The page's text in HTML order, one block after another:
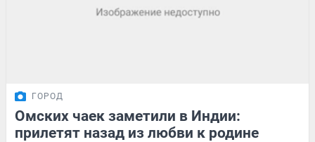
ГОРОД
Омских чаек заметили в Индии:
прилетят назад из любви к родине